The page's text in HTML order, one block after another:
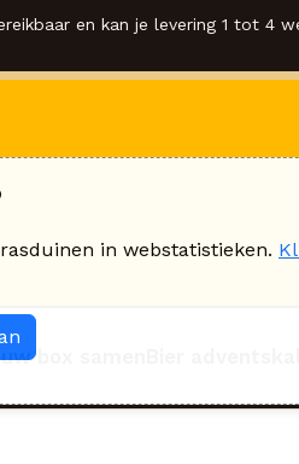
en kan je levering 1 tot 4
box samen
in webstatistieken.